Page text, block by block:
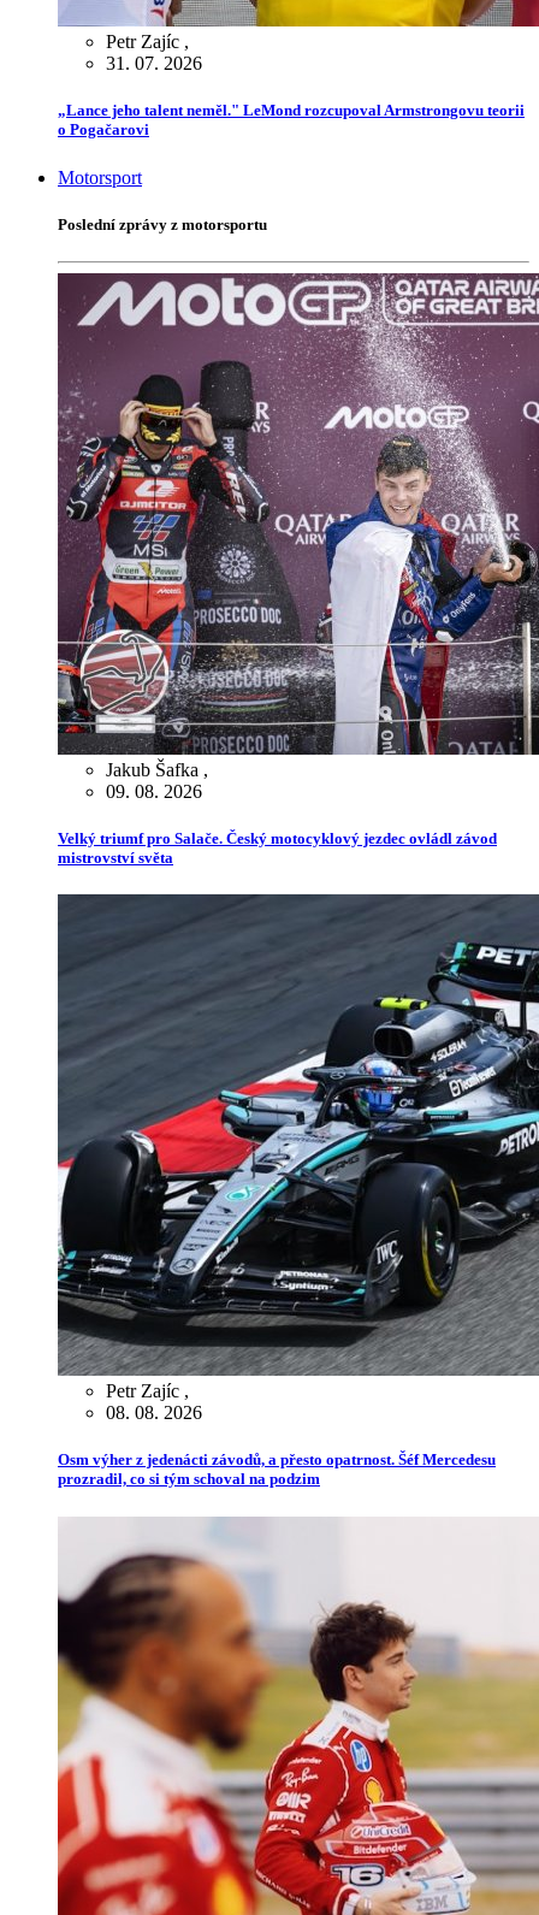
Petr Zajíc ,
31. 07. 2026
„Lance jeho talent neměl." LeMond rozcupoval Armstrongovu teorii
o Pogačarovi
Motorsport
Poslední zprávy z motorsportu
Jakub Šafka ,
09. 08. 2026
Velký triumf pro Salače. Český motocyklový jezdec ovládl závod
mistrovství světa
Petr Zajíc ,
08. 08. 2026
Osm výher z jedenácti závodů, a přesto opatrnost. Šéf Mercedesu
prozradil, co si tým schoval na podzim